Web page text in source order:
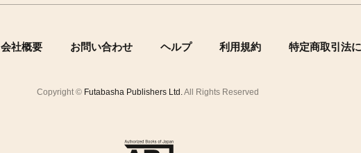
会社概要 お問い合わせ ヘルプ 利用規約 特定商取引法
Copyright © Futabasha Publishers Ltd. All Rights Reserved